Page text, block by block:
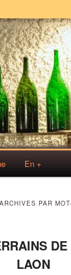
En +
ARCHIVES PAR
LAON